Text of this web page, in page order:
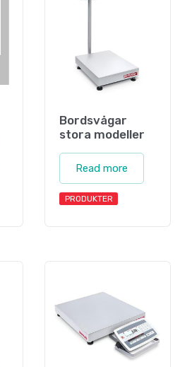
Bordsvågar
stora modeller
Read more
PRODUKTER